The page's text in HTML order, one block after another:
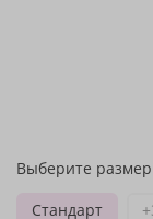
Выберите размер
Стандарт